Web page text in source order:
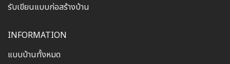
รับเขียนแบบก่อสร้างบ้าน
INFORMATION
แบบบ้านทั้งหมด